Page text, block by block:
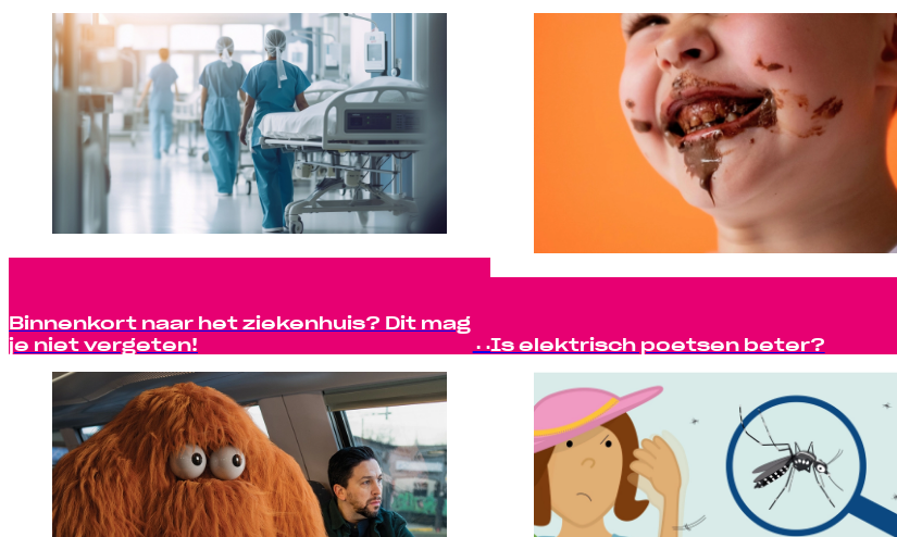
Binnenkort naar het ziekenhuis? Dit mag
je niet vergeten! Is elektrisch poetsen beter?